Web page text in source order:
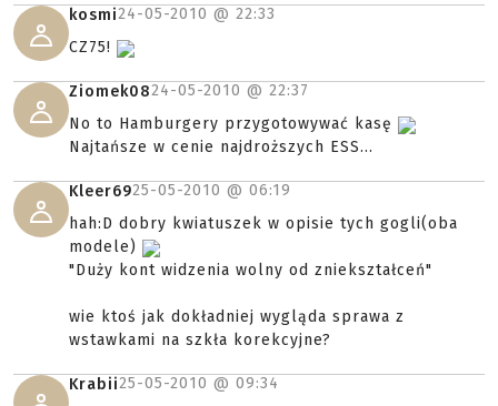
kosmi24-05-2010 @ 22:33
CZ75!
Ziomek0824-05-2010 @ 22:37
No to Hamburgery przygotowywać kasę
Najtańsze w cenie najdroższych ESS...
Kleer6925-05-2010 @ 06:19
hah:D dobry kwiatuszek w opisie tych gogli(oba
modele)
"Duży kont widzenia wolny od zniekształceń"
wie ktoś jak dokładniej wygląda sprawa z
wstawkami na szkła korekcyjne?
Krabii25-05-2010 @ 09:34